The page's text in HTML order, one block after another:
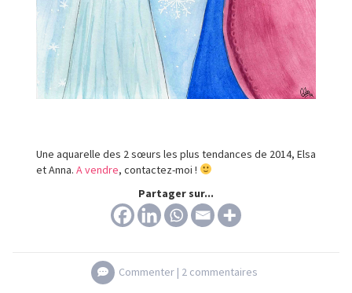
Une aquarelle des 2 sœurs les plus tendances de 2014, Elsa
et Anna. A vendre, contactez-moi !
Partager sur...
Commenter | 2 commentaires